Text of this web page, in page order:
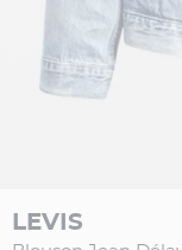
LEVIS